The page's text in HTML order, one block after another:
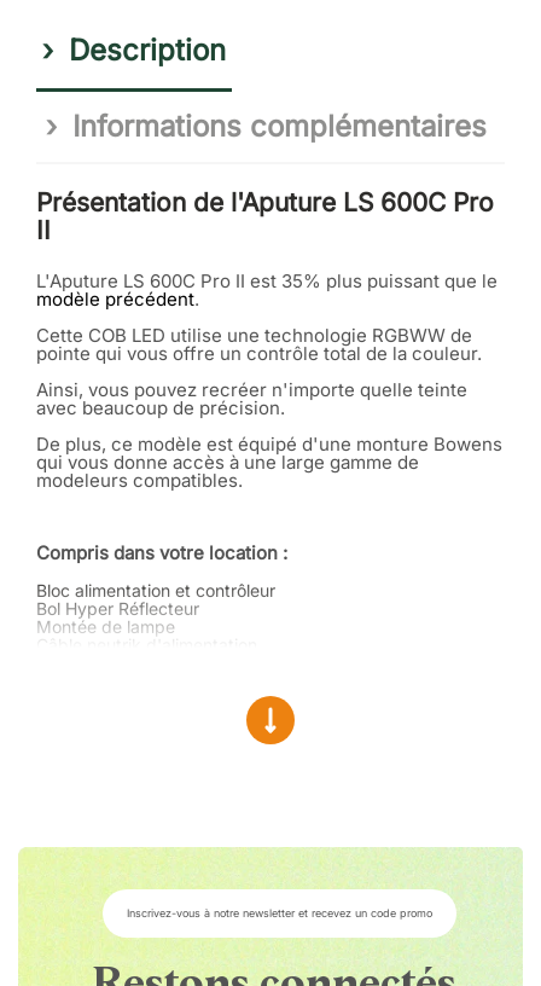
Description
Informations complémentaires
Présentation de l'Aputure LS 600C Pro
L'Aputure LS 600C Pro II est 35% plus puissant que le
modèle précédent.
Cette COB LED utilise une technologie RGBWW de
pointe qui vous offre un contrôle total de la couleur.
Ainsi, vous pouvez recréer n'importe quelle teinte
avec beaucoup de précision.
De plus, ce modèle est équipé d'une monture Bowens
qui vous donne accès à une large gamme de
modeleurs compatibles.
Compris dans votre location :
Bloc alimentation et contrôleur
Bol Hyper Réflecteur
Montée de lampe
Câble neutrik d'alimentation
Le LS 600C Pro II intègre une nouvelle conception de
moteur d'éclairage qui augmente l'efficacité de sortie.
Cette efficacité accrue s'accompagne du maintient
d'une consommation d'énergie réduite et d'une
qualité de couleur optimale.
Inscrivez-vous à notre newsletter et recevez un code promo